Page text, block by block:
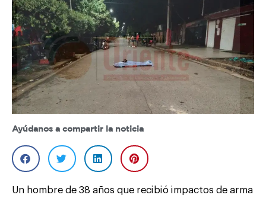
Ayúdanos a compartir la noticia
Un hombre de 38 años que recibió impactos de arma